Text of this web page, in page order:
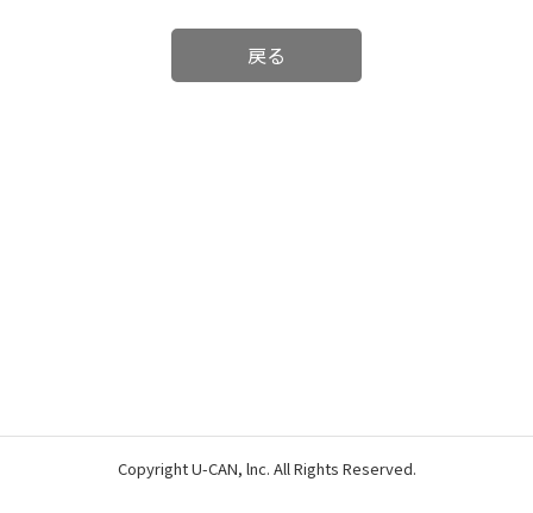
戻る
Copyright U-CAN, lnc. All Rights Reserved.